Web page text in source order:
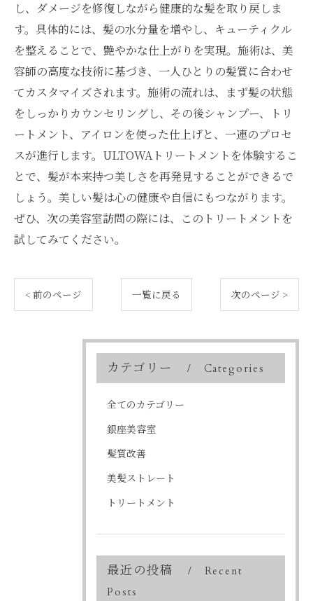
し、ダメージを修復しながら健康的な髪を取り戻しま
す。具体的には、髪の水分量を増やし、キューティクル
を整えることで、艶やかな仕上がりを実現。施術は、美
容師の高度な技術に基づき、一人ひとりの髪質に合わせ
てカスタマイズされます。施術の流れは、まず髪の状態
をしっかりカウンセリングし、その後シャンプー、トリ
ートメント、アイロンを使った仕上げと、一連のプロセ
スが進行します。ULTOWAトリートメントを体験するこ
とで、髪が本来持つ美しさを再発見することができるで
しょう。美しい髪は心の健康や自信にもつながります。
ぜひ、次の美容室訪問の際には、このトリートメントを
試してみてください。
< 前のページ 一覧に戻る 次のページ >
カテゴリー Categories
全てのカテゴリー
銀座美容室
髪質改善
美髪ストレート
トリートメント
最近の投稿
Recent
Posts